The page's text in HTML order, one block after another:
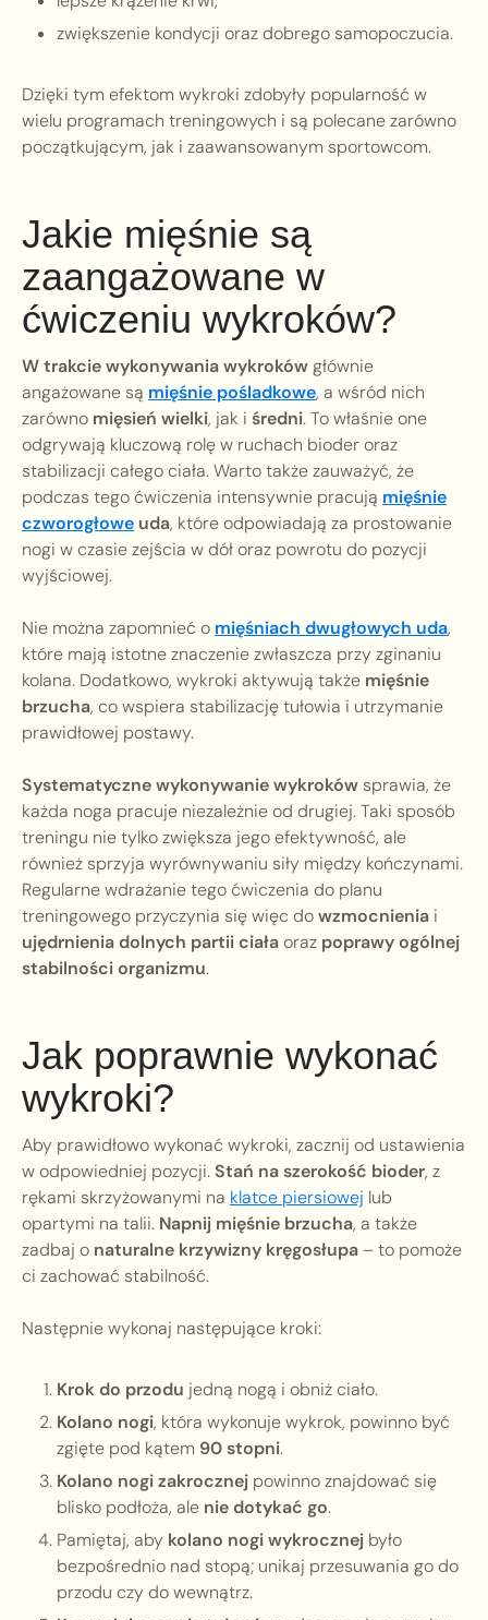
zwiększenie kondycji oraz dobrego samopoczucia.
Dzięki tym efektom wykroki zdobyły popularność w
wielu programach treningowych i są polecane zarówno
początkującym, jak i zaawansowanym sportowcom.
Jakie mięśnie są
zaangażowane w
ćwiczeniu wykroków?
W trakcie wykonywania wykrokówgłównie
angażowane są mięśnie pośladkowe, a wśród nich
zarówno mięsień wielki, jak i średni. To właśnie one
odgrywają kluczową rolę w ruchach bioder oraz
stabilizacji całego ciała. Warto także zauważyć, że
podczas tego ćwiczenia intensywnie pracują mięśnie
czworogłowe uda, które odpowiadają za prostowanie
nogi w czasie zejścia w dół oraz powrotu do pozycji
wyjściowej.
Nie można zapomnieć o mięśniach dwugłowych uda,
które mają istotne znaczenie zwłaszcza przy zginaniu
kolana. Dodatkowo, wykroki aktywują także mięśnie
brzucha, co wspiera stabilizację tułowia i utrzymanie
prawidłowej postawy.
Systematyczne wykonywanie wykroków sprawia, że
każda noga pracuje niezależnie od drugiej. Taki sposób
treningu nie tylko zwiększa jego efektywność, ale
również sprzyja wyrównywaniu siły między kończynami.
Regularne wdrażanie tego ćwiczenia do planu
treningowego przyczynia się więc dowzmocnienia i
ujędrnienia dolnych partii ciałaoraz poprawy ogólnej
stabilności organizmu.
Jak poprawnie wykonać
wykroki?
Aby prawidłowo wykonać wykroki, zacznij od ustawienia
w odpowiedniej pozycji.Stań na szerokość bioder, z
rękami skrzyżowanymi na klatce piersiowej lub
opartymi na talii. Napnij mięśnie brzucha, a także
zadbaj o naturalne krzywizny kręgosłupa– to pomoże
ci zachować stabilność.
Następnie wykonaj następujące kroki:
Krok do przodu jedną nogą i obniż ciało.
Kolano nogi, która wykonuje wykrok, powinno być
zgięte pod kątem 90 stopni.
Kolano nogi zakrocznej powinno znajdować się
blisko podłoża, ale nie dotykać go.
Pamiętaj, aby kolano nogi wykrocznej było
bezpośrednio nad stopą; unikaj przesuwania go do
przodu czy do wewnątrz.